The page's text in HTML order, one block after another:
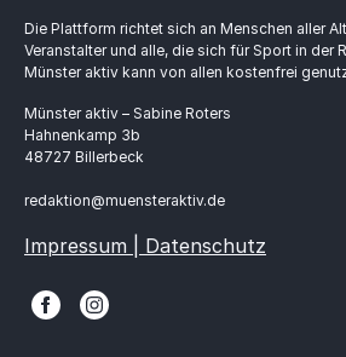
Die Plattform richtet sich an Menschen aller
Veranstalter und alle, die sich für Sport in der
Münster aktiv kann von allen kostenfrei
Münster aktiv – Sabine Roters
Hahnenkamp 3b
48727 Billerbeck
redaktion@muensteraktiv.de
Impressum | Datenschutz